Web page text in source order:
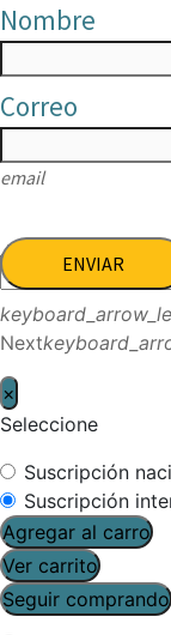
Nombre
Correo
email
ENVIAR
Next
×
Seleccione
Suscripción
Suscripción
Agregar al carro
Ver carrito
Seguir comprando